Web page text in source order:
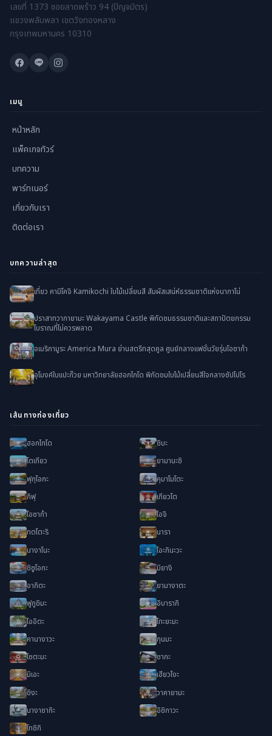
เลขที่ 1373 ซอยลาดพร้าว 94 (ปัญจมิตร)
แขวงพลับพลา เขตวังทองหลาง
กรุงเทพมหานคร 10310
เมนู
หน้าหลัก
แพ็คเกจทัวร์
บทความ
พาร์ทเนอร์
เกี่ยวกับเรา
ติดต่อเรา
บทความล่าสุด
เที่ยว คามิโคจิ Kamikochi ใบไม้เปลี่ยนสี สัมผัสเสน่ห์ธรรมชาติแห่งนากาโน่
ปราสาทวากายามะ Wakayama Castle พิกัดชมธรรมชาติและสถาปัตยกรรม
โบราณที่ไม่ควรพลาด
อเมริกามูระ America Mura ย่านสตรีทสุดคูล ศูนย์กลางแฟชั่นวัยรุ่นโอซาก้า
อุโมงค์ใบแปะก๊วย มหาวิทยาลัยฮอกไกโด พิกัดชมใบไม้เปลี่ยนสีใจกลางซัปโปโร
เส้นทางท่องเที่ยว
ฮอกไกโด
ชิบะ
โตเกียว
ยามานะชิ
ฟุกุโอกะ
คุมาโมโตะ
กิฟุ
เกียวโต
โอซาก้า
ไอจิ
ทตโตะริ
นารา
นางาโนะ
โอะกินะวะ
ชิซูโอกะ
มิยางิ
อากิตะ
ยามางาตะ
ฟูกูชิมะ
อิบารากิ
โออิตะ
โทะยะมะ
คานางาวะ
กุนมะ
ไซตะมะ
ซากะ
มิเอะ
เฮียวโงะ
ชิงะ
วาคายามะ
นางาซากิะ
อิชิกาวะ
โทชิกิ